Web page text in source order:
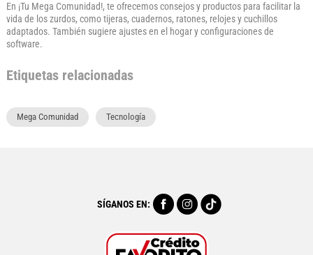
En ¡Tu Mega Comunidad!, te ofrecemos consejos y productos para facilitar la
vida de los zurdos, como tijeras, cuadernos, ratones, relojes y cuchillos
adaptados. También sugiere ajustes en el hogar y configuraciones de
software.
Etiquetas relacionadas
Mega Comunidad Tecnología
SÍGANOS EN: